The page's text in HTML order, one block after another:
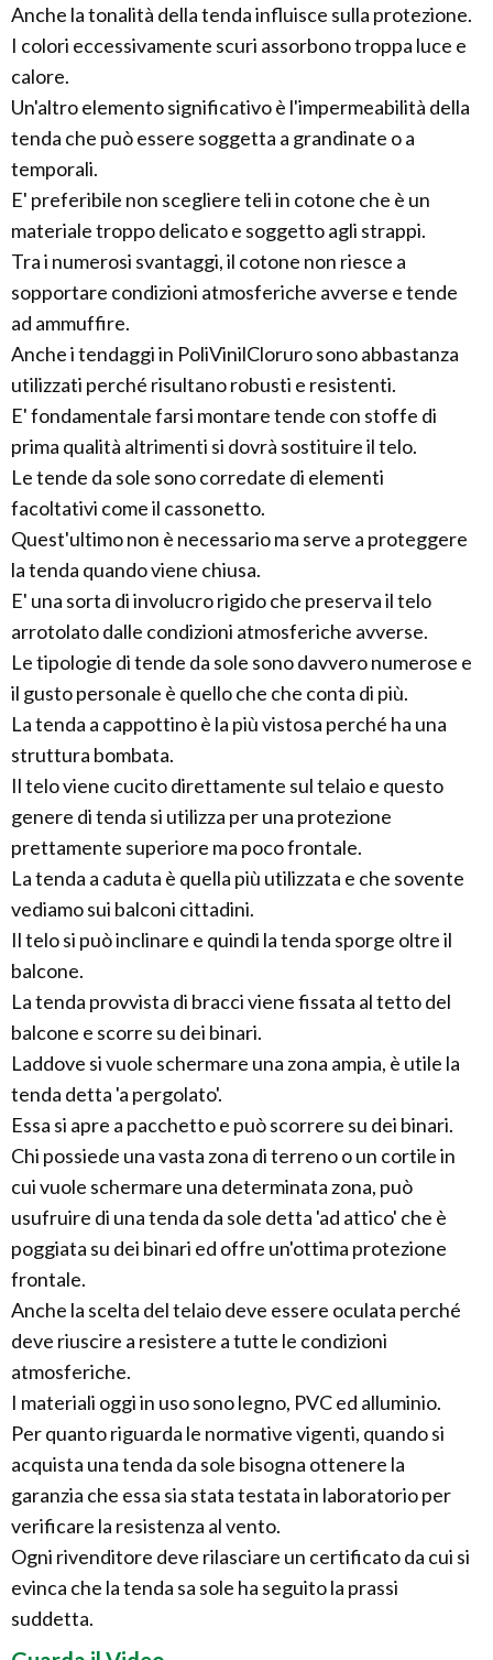
Anche la tonalità della tenda influisce sulla protezione.
I colori eccessivamente scuri assorbono troppa luce e
calore.
Un'altro elemento significativo è l'impermeabilità della
tenda che può essere soggetta a grandinate o a
temporali.
E' preferibile non scegliere teli in cotone che è un
materiale troppo delicato e soggetto agli strappi.
Tra i numerosi svantaggi, il cotone non riesce a
sopportare condizioni atmosferiche avverse e tende
ad ammuffire.
Anche i tendaggi in PoliVinilCloruro sono abbastanza
utilizzati perché risultano robusti e resistenti.
E' fondamentale farsi montare tende con stoffe di
prima qualità altrimenti si dovrà sostituire il telo.
Le tende da sole sono corredate di elementi
facoltativi come il cassonetto.
Quest'ultimo non è necessario ma serve a proteggere
la tenda quando viene chiusa.
E' una sorta di involucro rigido che preserva il telo
arrotolato dalle condizioni atmosferiche avverse.
Le tipologie di tende da sole sono davvero numerose e
il gusto personale è quello che che conta di più.
La tenda a cappottino è la più vistosa perché ha una
struttura bombata.
Il telo viene cucito direttamente sul telaio e questo
genere di tenda si utilizza per una protezione
prettamente superiore ma poco frontale.
La tenda a caduta è quella più utilizzata e che sovente
vediamo sui balconi cittadini.
Il telo si può inclinare e quindi la tenda sporge oltre il
balcone.
La tenda provvista di bracci viene fissata al tetto del
balcone e scorre su dei binari.
Laddove si vuole schermare una zona ampia, è utile la
tenda detta 'a pergolato'.
Essa si apre a pacchetto e può scorrere su dei binari.
Chi possiede una vasta zona di terreno o un cortile in
cui vuole schermare una determinata zona, può
usufruire di una tenda da sole detta 'ad attico' che è
poggiata su dei binari ed offre un'ottima protezione
frontale.
Anche la scelta del telaio deve essere oculata perché
deve riuscire a resistere a tutte le condizioni
atmosferiche.
I materiali oggi in uso sono legno, PVC ed alluminio.
Per quanto riguarda le normative vigenti, quando si
acquista una tenda da sole bisogna ottenere la
garanzia che essa sia stata testata in laboratorio per
verificare la resistenza al vento.
Ogni rivenditore deve rilasciare un certificato da cui si
evinca che la tenda sa sole ha seguito la prassi
suddetta.